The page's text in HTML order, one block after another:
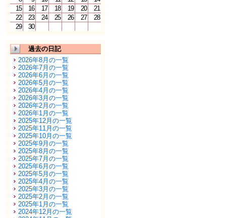
15
16 17 18 19 20
21
22
23 24 25 26 27
28
29
30
過去の日記
2026年8月の一覧
2026年7月の一覧
2026年6月の一覧
2026年5月の一覧
2026年4月の一覧
2026年3月の一覧
2026年2月の一覧
2026年1月の一覧
2025年12月の一覧
2025年11月の一覧
2025年10月の一覧
2025年9月の一覧
2025年8月の一覧
2025年7月の一覧
2025年6月の一覧
2025年5月の一覧
2025年4月の一覧
2025年3月の一覧
2025年2月の一覧
2025年1月の一覧
2024年12月の一覧